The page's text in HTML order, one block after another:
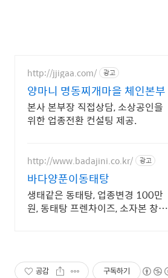
http://jjigaa.com/ 광고
양마니 명동찌개마을 체인본부
본사 본부장 직접상담, 소상공인을
위한 업종전환 컨설팅 제공.
http://www.badajini.co.kr/ 광고
바다양푼이동태탕
생태같은 동태탕, 업종변경 100만
원, 동태탕 프렌차이즈, 소자본 창업
공감 구독하기